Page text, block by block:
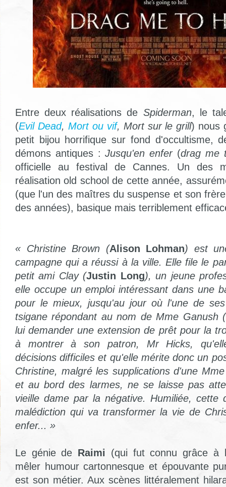
Entre deux réalisations de Spiderman, le
(Evil Dead, Mort ou vif, Mort sur le grill) nous
petit bijou horrifique sur fond d'occultisme,
démons antiques :Jusqu'en enfer(drag me
officielle au festival de Cannes. Un des
réalisation old school de cette année,
(que l'un des maîtres du suspense et son
des années), basique mais terriblement
« Christine Brown (Alison Lohman) est
campagne qui a réussi à la ville. Elle file le
petit ami Clay (Justin Long), un jeune
elle occupe un emploi intéressant dans une
pour le mieux, jusqu'au jour où l'une de
tsigane répondant au nom de Mme Ganush (
lui demander une extension de prêt pour la
à montrer à son patron,
Mr Hicks,
décisions difficiles et qu'elle mérite donc un
Christine, malgré les supplications d'une
et au bord des larmes, ne se laisse pas
vieille dame par la négative. Humiliée, cette
malédiction qui va transformer la vie de
enfer... »
Le génie de Raimi (qui fut connu grâce à
mêler humour cartonnesque et épouvante
est son métier. Aux scènes littéralement